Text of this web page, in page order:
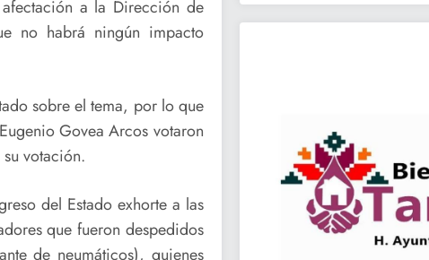
a la Dirección de
no habrá ningún impacto
sobre el tema, por lo que
Govea Arcos votaron
votación.
del Estado exhorte a las
que fueron despedidos
de neumáticos), quienes